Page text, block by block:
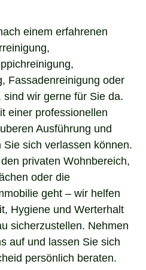
einem erfahrenen
Fassadenreinigung oder
wir gerne für Sie da.
einer professionellen
Ausführung und
sich verlassen können.
privaten Wohnbereich,
oder die
geht – wir helfen
Hygiene und Werterhalt
sicherzustellen. Nehmen
auf und lassen Sie sich
persönlich beraten.